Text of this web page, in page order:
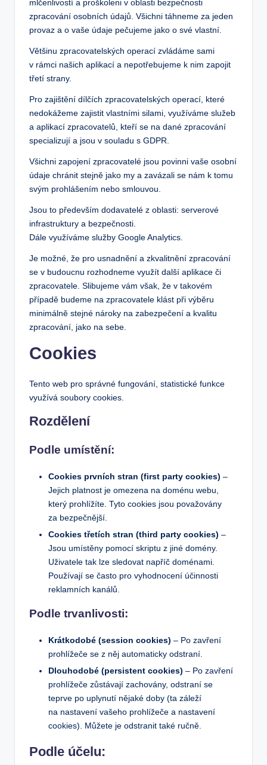
mlčenlivostí a proškoleni v oblasti bezpečnosti
zpracování osobních údajů. Všichni táhneme za jeden
provaz a o vaše údaje pečujeme jako o své vlastní.
Většinu zpracovatelských operací zvládáme sami
v rámci našich aplikací a nepotřebujeme k nim zapojit
třetí strany.
Pro zajištění dílčích zpracovatelských operací, které
nedokážeme zajistit vlastními silami, využíváme služeb
a aplikací zpracovatelů, kteří se na dané zpracování
specializují a jsou v souladu s GDPR.
Všichni zapojení zpracovatelé jsou povinni vaše osobní
údaje chránit stejně jako my a zavázali se nám k tomu
svým prohlášením nebo smlouvou.
Jsou to především dodavatelé z oblasti: serverové
infrastruktury a bezpečnosti.
Dále využíváme služby Google Analytics.
Je možné, že pro usnadnění a zkvalitnění zpracování
se v budoucnu rozhodneme využít další aplikace či
zpracovatele. Slibujeme vám však, že v takovém
případě budeme na zpracovatele klást při výběru
minimálně stejné nároky na zabezpečení a kvalitu
zpracování, jako na sebe.
Cookies
Tento web pro správné fungování, statistické funkce
využívá soubory cookies.
Rozdělení
Podle umístění:
Cookies prvních stran (first party cookies) –
Jejich platnost je omezena na doménu webu,
který prohlížíte. Tyto cookies jsou považovány
za bezpečnější.
Cookies třetích stran (third party cookies) –
Jsou umístěny pomocí skriptu z jiné domény.
Uživatele tak lze sledovat napříč doménami.
Používají se často pro vyhodnocení účinnosti
reklamních kanálů.
Podle trvanlivosti:
Krátkodobé (session cookies) – Po zavření
prohlížeče se z něj automaticky odstraní.
Dlouhodobé (persistent cookies) – Po zavření
prohlížeče zůstávají zachovány, odstraní se
teprve po uplynutí nějaké doby (ta záleží
na nastavení vašeho prohlížeče a nastavení
cookies). Můžete je odstranit také ručně.
Podle účelu: